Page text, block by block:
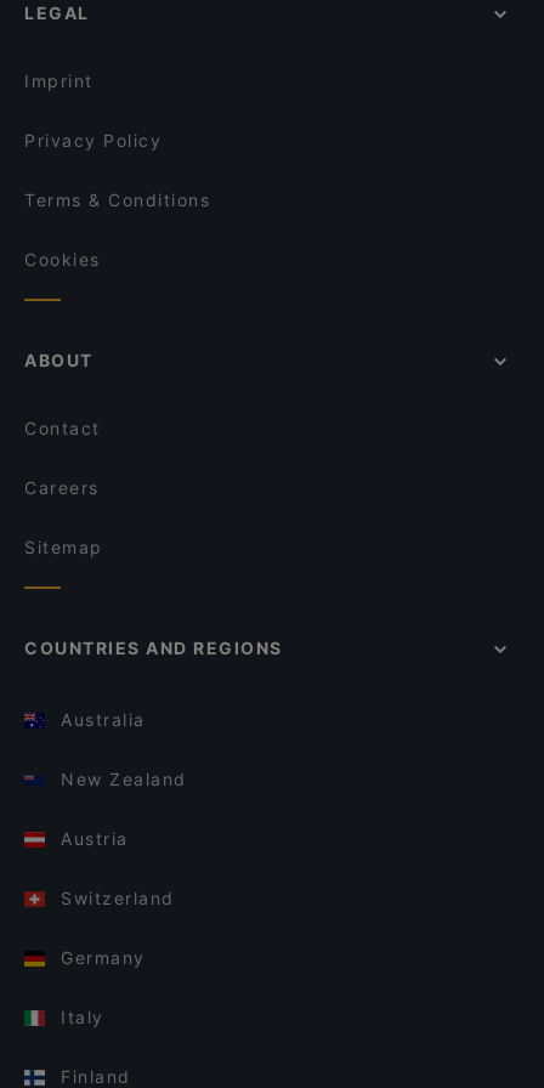
IMAYA
Restaurants For Groups in Berlin
LEGAL
Imprint
Privacy Policy
Terms & Conditions
Cookies
ABOUT
Contact
Careers
Sitemap
COUNTRIES AND REGIONS
Australia
New Zealand
Austria
Switzerland
Germany
Italy
Finland